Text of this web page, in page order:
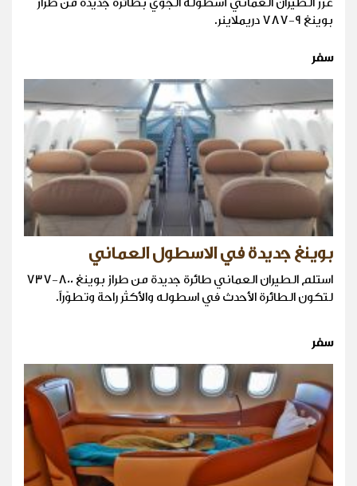
بوينغ 9-787 دريملاينر.
سفر
بوينغ جديدة في الاسطول العماني
استلم الطيران العماني طائرة جديدة من طراز بوينغ 800-737
لتكون الطائرة الأحدث في اسطوله والأكثر راحة وتطوّراً.
سفر